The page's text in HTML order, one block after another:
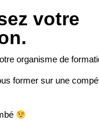
votre
organisme de
former sur une